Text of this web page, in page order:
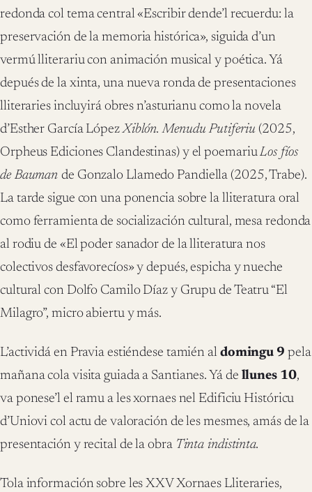
redonda col tema central «Escribir dende’l recuerdu: la
preservación de la memoria histórica», siguida d’un
vermú lliterariu con animación musical y poética. Yá
depués de la xinta, una nueva ronda de presentaciones
lliteraries incluyirá obres n’asturianu como la novela
d’Esther García LópezXiblón. Menudu Putiferiu (2025,
Orpheus Ediciones Clandestinas) y el poemariuLos fíos
de Baumande Gonzalo Llamedo Pandiella (2025, Trabe).
La tarde sigue con una ponencia sobre la lliteratura oral
como ferramienta de socialización cultural, mesa redonda
al rodiu de «El poder sanador de la lliteratura nos
colectivos desfavorecíos» y depués, espicha y nueche
cultural con Dolfo Camilo Díaz y Grupu de Teatru “El
Milagro”, micro abiertu y más.
L’actividá en Pravia estiéndese tamién al domingu 9 pela
mañana cola visita guiada a Santianes. Yá de llunes 10,
va ponese’l el ramu a les xornaes nel Edificiu Históricu
d’Uniovi col actu de valoración de les mesmes, amás de la
presentación y recital de la obra Tinta indistinta.
Tola información sobre les XXV Xornaes Lliteraries,